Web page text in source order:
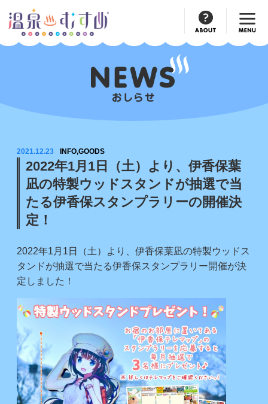
Official
Account
2021.12.23 INFO,GOODS
2022年1月1日（土）より、伊香保葉
凪の特製ウッドスタンドが抽選で当
たる伊香保スタンプラリーの開催決
定！
2022年1月1日（土）より、伊香保葉凪の特製ウッドス
タンドが抽選で当たる伊香保スタンプラリー開催が決
定しました！